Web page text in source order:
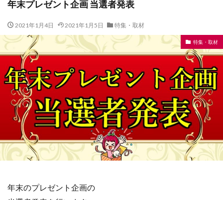
年末プレゼント企画 当選者発表
2021年1月4日 2021年1月5日 特集・取材
特集・取材
年末のプレゼント企画の